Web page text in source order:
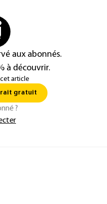
aux abonnés.
à découvrir.
article
gratuit
?